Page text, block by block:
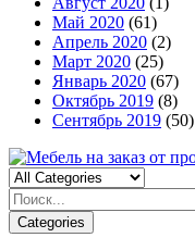
Май 2020 (61)
Апрель 2020 (2)
Март 2020 (25)
Январь 2020 (67)
Октябрь 2019 (8)
Сентябрь 2019 (50)
Categories